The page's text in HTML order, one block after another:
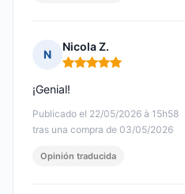
N
Nicola Z.
Nota: 5 de 5
Publicado el 22/05/2026 à 15h58
tras una compra de 03/05/2026
¡Genial!
Opinión traducida